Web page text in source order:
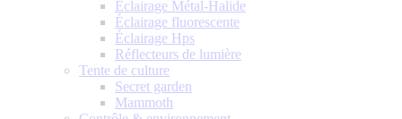
Éclairage Métal-Halide
Éclairage fluorescente
Éclairage Hps
Réflecteurs de lumière
Tente de culture
Secret garden
Mammoth